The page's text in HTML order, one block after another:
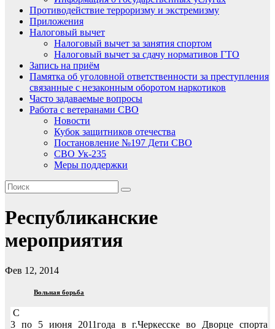
Противодействие терроризму и экстремизму
Приложения
Налоговый вычет
Налоговый вычет за занятия спортом
Налоговый вычет за сдачу нормативов ГТО
Запись на приём
Памятка об уголовной ответственности за преступления
связанные с незаконным оборотом наркотиков
Часто задаваемые вопросы
Работа с ветеранами СВО
Новости
Кубок защитников отечества
Постановление №197 Дети СВО
СВО Ук-235
Меры поддержки
Республиканские
мероприятия
Фев 12, 2014
Вольная борьба
С
3 по 5 июня 2011года в г.Черкесске во Дворце спорта